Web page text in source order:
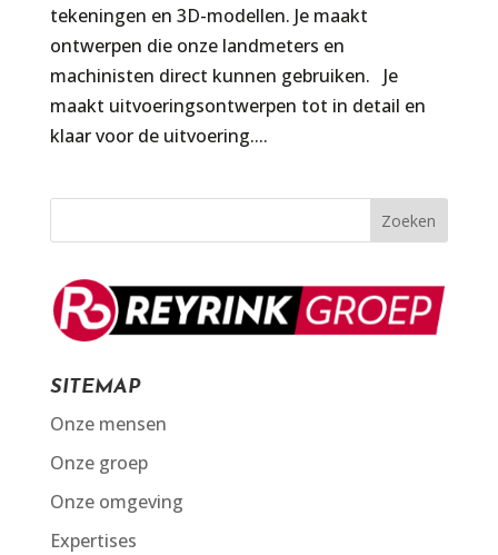
tekeningen en 3D-modellen. Je maakt
ontwerpen die onze landmeters en
machinisten direct kunnen gebruiken. Je
maakt uitvoeringsontwerpen tot in detail en
klaar voor de uitvoering....
SITEMAP
Onze mensen
Onze groep
Onze omgeving
Expertises